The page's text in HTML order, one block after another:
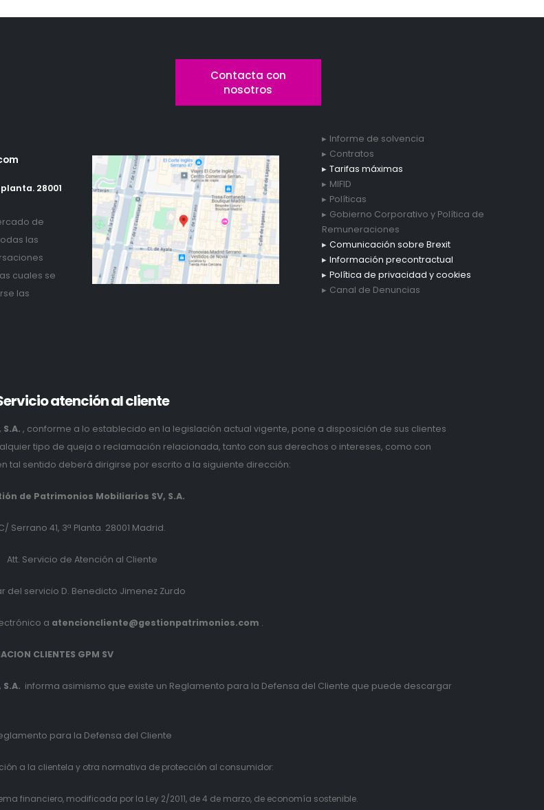
Contacta con
nosotros
28001
de
las
cuales se
las
Informe de solvencia
Contratos
Tarifas máximas
MIFID
Políticas
Gobierno Corporativo y Política de
Remuneraciones
Comunicación sobre Brexit
Información precontractual
Política de privacidad y cookies
Canal de Denuncias
atención al cliente
S.A. , conforme a lo establecido en la legislación actual vigente, pone a disposición de sus clientes
tipo de queja o reclamación relacionada, tanto con sus derechos o intereses, como con
tal sentido deberá dirigirse por escrito a la siguiente dirección:
de Patrimonios Mobiliarios SV, S.A.
Serrano 41, 3ª Planta. 28001 Madrid.
Att. Servicio de Atención al Cliente
del servicio D. Benedicto Jimenez Zurdo
a atencioncliente@gestionpatrimonios.com .
CLIENTES GPM SV
S.A. informa asimismo que existe un Reglamento para la Defensa del Cliente que puede descargar
para la Defensa del Cliente
a la clientela y otra normativa de protección al consumidor:
financiero, modificada por la Ley 2/2011, de 4 de marzo, de economía sostenible.